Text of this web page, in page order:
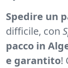
Spedire un
difficile, con
pacco in
e garantito!